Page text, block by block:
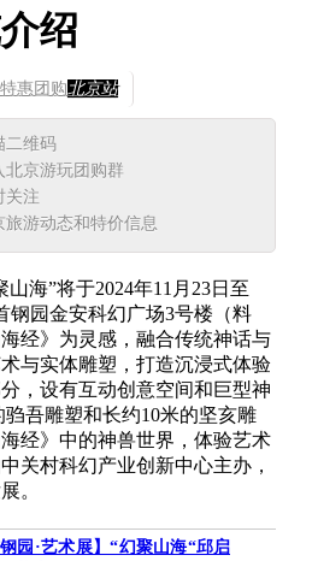
绍
二维码
北京游玩团购群
关注
旅游动态和特价信息
惠团购北京站
海”将于2024年11月23日至
钢园金安科幻广场3号楼（料
经》为灵感，融合传统神话与
与实体雕塑，打造沉浸式体验
，设有互动创意空间和巨型神
吾雕塑和长约10米的坚亥雕
经》中的神兽世界，体验艺术
关村科幻产业创新中心主办，
。
钢园·艺术展】“幻聚山海“邱启